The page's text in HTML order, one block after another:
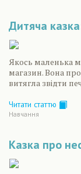
Дитяча
Якось маленька
магазин. Вона
витягла звідти
Читати статтю
Навчання
Казка про